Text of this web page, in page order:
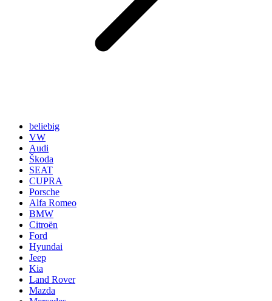
beliebig
VW
Audi
Škoda
SEAT
CUPRA
Porsche
Alfa Romeo
BMW
Citroën
Ford
Hyundai
Jeep
Kia
Land Rover
Mazda